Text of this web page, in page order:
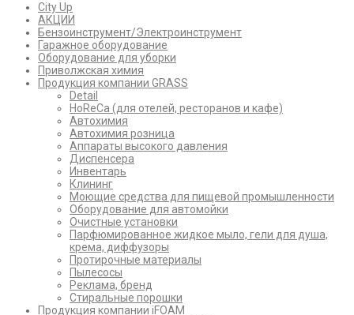
City Up
АКЦИИ
Бензоинструмент/Электроинструмент
Гаражное оборудование
Оборудование для уборки
Приволжская химия
Продукция компании GRASS
Detail
HoReCa (для отелей, ресторанов и кафе)
Автохимия
Автохимия розница
Аппараты высокого давления
Диспенсера
Инвентарь
Клининг
Моющие средства для пищевой промышленности
Оборудование для автомойки
Очистные установки
Парфюмированное жидкое мыло, гели для душа,
крема, диффузоры
Протирочные материалы
Пылесосы
Реклама, бренд
Стиральные порошки
Продукция компании iFOAM